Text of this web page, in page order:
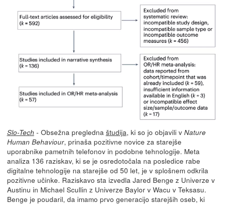
Slo-Tech - Obsežna pregledna študija, ki so jo objavili v Nature
Human Behaviour, prinaša pozitivne novice za starejše
uporabnike pametnih telefonov in podobne tehnologije. Meta
analiza 136 raziskav, ki se je osredotočala na posledice rabe
digitalne tehnologije na starejše od 50 let, je v splošnem odkrila
pozitivne učinke. Raziskavo sta izvedla Jared Benge z Univerze v
Austinu in Michael Scullin z Univerze Baylor v Wacu v Teksasu.
Benge je poudaril, da imamo prvo generacijo starejših oseb, ki